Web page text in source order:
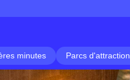
minutes Parcs d'attraction